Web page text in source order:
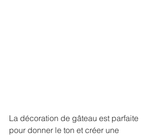
La décoration de gâteau est parfaite
pour donner le ton et créer une